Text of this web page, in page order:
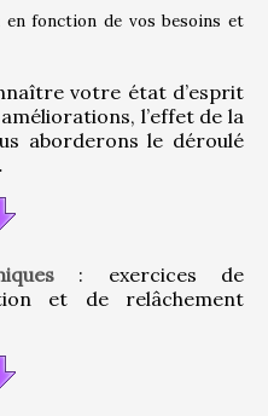
en fonction de vos besoins et
votre état d’esprit
l’effet de la
aborderons le déroulé
: exercices de
et de relâchement